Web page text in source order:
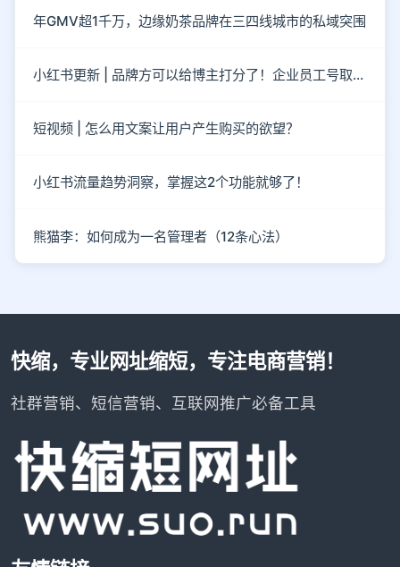
年GMV超1千万，边缘奶茶品牌在三四线城市的私域突围
小红书更新 | 品牌方可以给博主打分了！企业员工号取消了！
短视频 | 怎么用文案让用户产生购买的欲望？
小红书流量趋势洞察，掌握这2个功能就够了！
熊猫李：如何成为一名管理者（12条心法）
快缩，专业网址缩短，专注电商营销！
社群营销、短信营销、互联网推广必备工具